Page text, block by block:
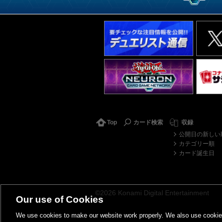
Top カード検索
収録
公開日の新しい
カテゴリー順
カード誕生日
©2026 Konami Digital Entertainment
Our use of Cookies
We use cookies to make our website work properly. We also use